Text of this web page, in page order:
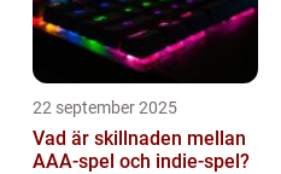
22 september 2025
Vad är skillnaden mellan
AAA-spel och indie-spel?